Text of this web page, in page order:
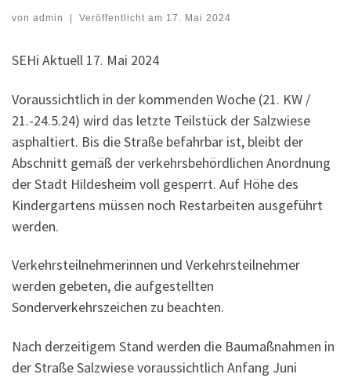
von admin Veröffentlicht am 17. Mai 2024
SEHi Aktuell 17. Mai 2024
Voraussichtlich in der kommenden Woche (21. KW /
21.-24.5.24) wird das letzte Teilstück der Salzwiese
asphaltiert. Bis die Straße befahrbar ist, bleibt der
Abschnitt gemäß der verkehrsbehördlichen Anordnung
der Stadt Hildesheim voll gesperrt. Auf Höhe des
Kindergartens müssen noch Restarbeiten ausgeführt
werden.
Verkehrsteilnehmerinnen und Verkehrsteilnehmer
werden gebeten, die aufgestellten
Sonderverkehrszeichen zu beachten.
Nach derzeitigem Stand werden die Baumaßnahmen in
der Straße Salzwiese voraussichtlich Anfang Juni